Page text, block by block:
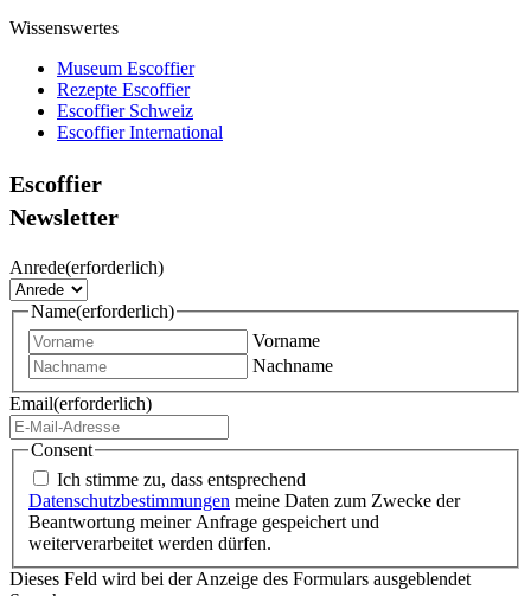
Wissenswertes
Museum Escoffier
Rezepte Escoffier
Escoffier Schweiz
Escoffier International
Escoffier
Newsletter
Anrede(erforderlich)
Name(erforderlich)
Vorname
Nachname
Email(erforderlich)
Consent
Ich stimme zu, dass entsprechend
Datenschutzbestimmungen meine Daten zum Zwecke der
Beantwortung meiner Anfrage gespeichert und
weiterverarbeitet werden dürfen.
Dieses Feld wird bei der Anzeige des Formulars ausgeblendet